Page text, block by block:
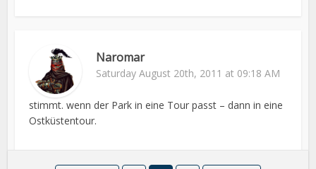
Naromar
Saturday August 20th, 2011 at 09:18 AM
stimmt. wenn der Park in eine Tour passt – dann in eine
Ostküstentour.